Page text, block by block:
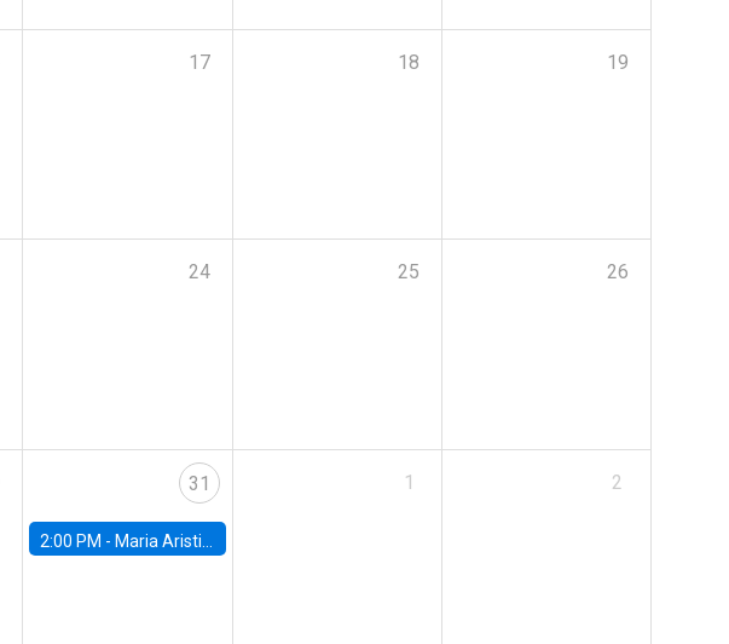
17 18 19
24 25 26
31
2:00 PM - Maria Aristizabal-Ramirez, FED Board
1 2